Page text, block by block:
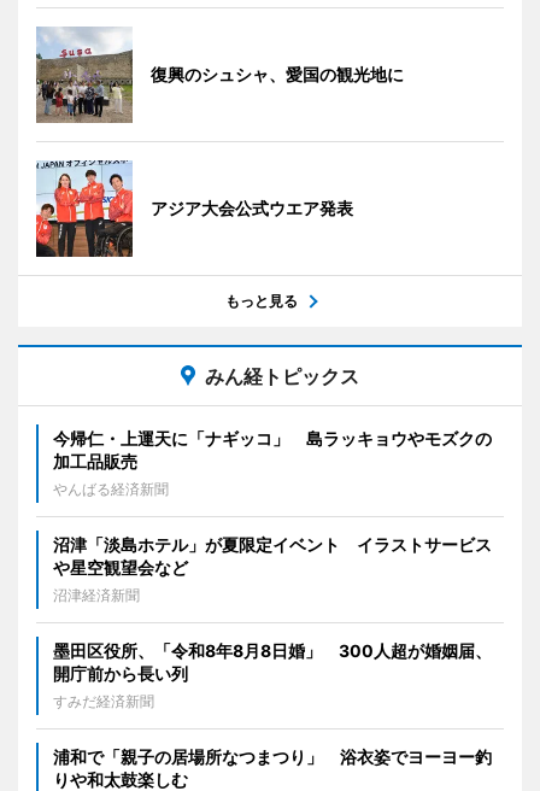
復興のシュシャ、愛国の観光地に
アジア大会公式ウエア発表
もっと見る
みん経トピックス
今帰仁・上運天に「ナギッコ」 島ラッキョウやモズクの
加工品販売
やんばる経済新聞
沼津「淡島ホテル」が夏限定イベント イラストサービス
や星空観望会など
沼津経済新聞
墨田区役所、「令和8年8月8日婚」 300人超が婚姻届、
開庁前から長い列
すみだ経済新聞
浦和で「親子の居場所なつまつり」 浴衣姿でヨーヨー釣
りや和太鼓楽しむ